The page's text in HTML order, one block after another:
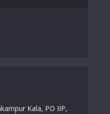
Kala, PO IIP,